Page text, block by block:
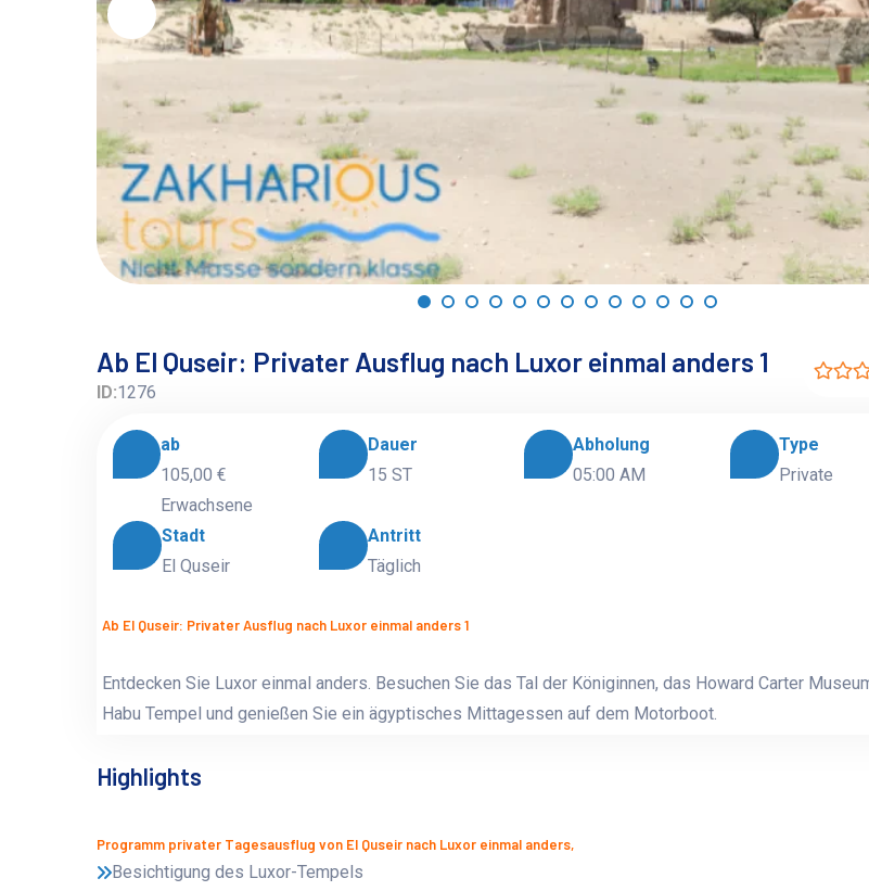
Ab El Quseir: Privater Ausflug nach Luxor einmal anders 1
ID:1276
ab
105,00 €
Erwachsene
Dauer
15 ST
Abholung
05:00 AM
Type
Private
Stadt
El Quseir
Antritt
Täglich
Ab El Quseir: Privater Ausflug nach Luxor einmal anders 1
Entdecken Sie Luxor einmal anders. Besuchen Sie das Tal der Königinnen, das Howard Carter
Habu Tempel und genießen Sie ein ägyptisches Mittagessen auf dem Motorboot.
Highlights
Programm privater Tagesausflug von El Quseir nach Luxor einmal anders,
Besichtigung des Luxor-Tempels